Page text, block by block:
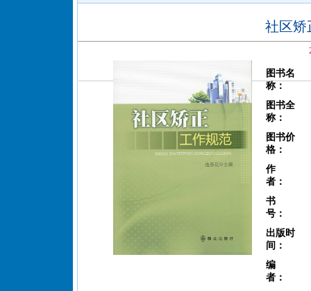
社区矫
图书名
称：
图书全
称：
图书价
格：
作
者：
书
号：
出版时
间：
编
者：